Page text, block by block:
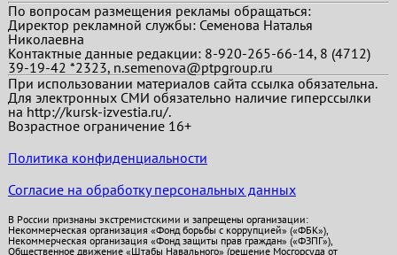
По вопросам размещения рекламы обращаться:
Директор рекламной службы: Семенова Наталья
Николаевна
Контактные данные редакции: 8-920-265-66-14, 8 (4712)
39-19-42 *2323, n.semenova@ptpgroup.ru
При использовании материалов сайта ссылка обязательна.
Для электронных СМИ обязательно наличие гиперссылки
на http://kursk-izvestia.ru/.
Возрастное ограничение 16+
Политика конфиденциальности
Согласие на обработку персональных данных
В России признаны экстремистскими и запрещены организации:
Некоммерческая организация «Фонд борьбы с коррупцией» («ФБК»),
Некоммерческая организация «Фонд защиты прав граждан» («ФЗПГ»),
Общественное движение «Штабы Навального» (решение Мосгорсуда от